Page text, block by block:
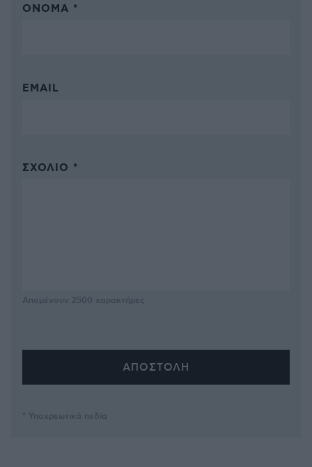
ΌΝΟΜΑ *
EMAIL
ΣΧΌΛΙΟ *
Απομένουν 2500 χαρακτήρες
* Υποχρεωτικά πεδία